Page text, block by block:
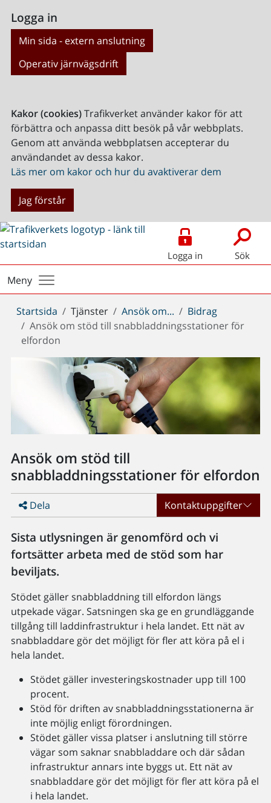
Logga in
Min sida - extern anslutning
Operativ järnvägsdrift
Kakor (cookies)Trafikverket använder kakor för att
förbättra och anpassa ditt besök på vår webbplats.
Genom att använda webbplatsen accepterar du
användandet av dessa kakor.
Läs mer om kakor och hur du avaktiverar dem
Jag förstår
Logga in Sök
Meny
Du
är
här:
Startsida Tjänster Ansök om...
Bidrag
Ansök om stöd till snabbladdningsstationer för
elfordon
Ansök om stöd till
snabbladdningsstationer för elfordon
Dela Kontaktuppgifter
Sista utlysningen är genomförd och vi
fortsätter arbeta med de stöd som har
beviljats.
Stödet gäller snabbladdning till elfordon längs
utpekade vägar. Satsningen ska ge en grundläggande
tillgång till laddinfrastruktur i hela landet. Ett nät av
snabbladdare gör det möjligt för fler att köra på el i
hela landet.
Stödet gäller investeringskostnader upp till 100
procent.
Stöd för driften av snabbladdningsstationerna är
inte möjlig enligt förordningen.
Stödet gäller vissa platser i anslutning till större
vägar som saknar snabbladdare och där sådan
infrastruktur annars inte byggs ut. Ett nät av
snabbladdare gör det möjligt för fler att köra på el
i hela landet.